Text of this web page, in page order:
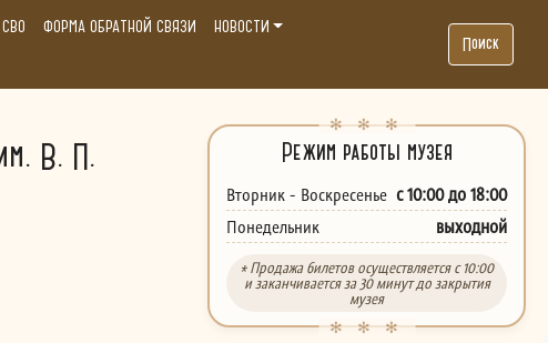
ФОРМА ОБРАТНОЙ СВЯЗИ
НОВОСТИ
Поиск
В. П.
Режим работы музея
Вторник - Воскресенье с 10:00 до 18:00
Понедельник выходной
* Продажа билетов осуществляется с 10:00
и заканчивается за 30 минут до закрытия
музея